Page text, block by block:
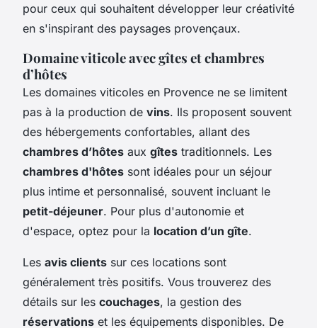
pour ceux qui souhaitent développer leur créativité
en s'inspirant des paysages provençaux.
Domaine viticole avec gîtes et chambres
d’hôtes
Les domaines viticoles en Provence ne se limitent
pas à la production de vins. Ils proposent souvent
des hébergements confortables, allant des
chambres d’hôtes aux gîtes traditionnels. Les
chambres d'hôtes sont idéales pour un séjour
plus intime et personnalisé, souvent incluant le
petit-déjeuner. Pour plus d'autonomie et
d'espace, optez pour la location d’un gîte.
Les avis clients sur ces locations sont
généralement très positifs. Vous trouverez des
détails sur les couchages, la gestion des
réservations et les équipements disponibles. De